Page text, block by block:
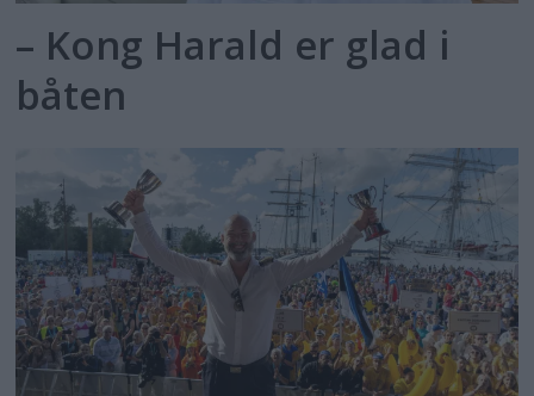
– Kong Harald er glad i
båten